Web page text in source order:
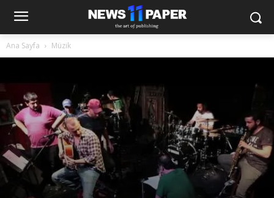
Ana Sayfa Müzik